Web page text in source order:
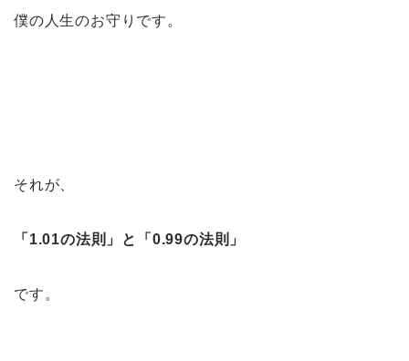
僕の人生のお守りです。
それが、
「1.01の法則」と「0.99の法則」
です。